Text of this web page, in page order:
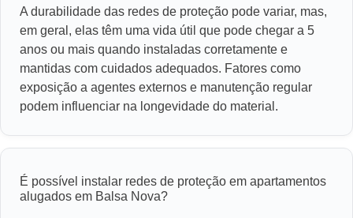
A durabilidade das redes de proteção pode variar, mas,
em geral, elas têm uma vida útil que pode chegar a 5
anos ou mais quando instaladas corretamente e
mantidas com cuidados adequados. Fatores como
exposição a agentes externos e manutenção regular
podem influenciar na longevidade do material.
É possível instalar redes de proteção em apartamentos
alugados em Balsa Nova?